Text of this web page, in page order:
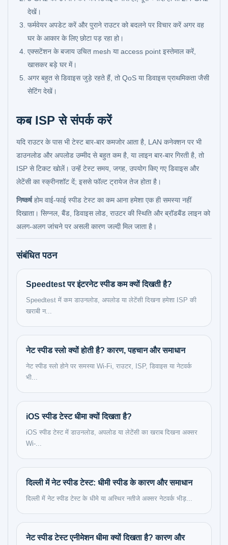
देखें।
फर्मवेयर अपडेट करें और पुराने राउटर को बदलने पर विचार करें अगर वह
घर के आकार के लिए छोटा पड़ रहा हो।
एक्सटेंशन के बजाय उचित mesh या access point इस्तेमाल करें,
खासकर बड़े घर में।
अगर बहुत से डिवाइस जुड़े रहते हैं, तो QoS या डिवाइस प्राथमिकता जैसी
सेटिंग देखें।
कब ISP से संपर्क करें
यदि राउटर के पास भी टेस्ट बार-बार कमजोर आता है, LAN कनेक्शन पर भी
डाउनलोड और अपलोड उम्मीद से बहुत कम है, या लाइन बार-बार गिरती है, तो
ISP से टिकट खोलें। उन्हें टेस्ट समय, जगह, उपयोग किए गए डिवाइस और
लेटेंसी का स्क्रीनशॉट दें; इससे फॉल्ट ट्रायेज तेज होता है।
निष्कर्षहोम वाई-फाई स्पीड टेस्ट का कम आना हमेशा एक ही समस्या नहीं
दिखाता। सिग्नल, बैंड, डिवाइस लोड, राउटर की स्थिति और ब्रॉडबैंड लाइन को
अलग-अलग जांचने पर असली कारण जल्दी मिल जाता है।
संबंधित पठन
Speedtest पर इंटरनेट स्पीड कम क्यों दिखती है?
Speedtest में कम डाउनलोड, अपलोड या लेटेंसी दिखना हमेशा ISP की
खराबी न...
नेट स्पीड स्लो क्यों होती है? कारण, पहचान और समाधान
नेट स्पीड स्लो होने पर समस्या Wi-Fi, राउटर, ISP, डिवाइस या नेटवर्क
भी...
iOS स्पीड टेस्ट धीमा क्यों दिखता है?
iOS स्पीड टेस्ट में डाउनलोड, अपलोड या लेटेंसी का खराब दिखना अक्सर
Wi-...
दिल्ली में नेट स्पीड टेस्ट: धीमी स्पीड के कारण और समाधान
दिल्ली में नेट स्पीड टेस्ट के धीमे या अस्थिर नतीजे अक्सर नेटवर्क भीड़...
नेट स्पीड टेस्ट एनीमेशन धीमा क्यों दिखता है? कारण और